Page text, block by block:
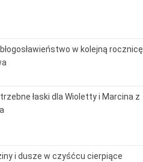
w kolejną rocznicę
łaski dla Wioletty i Marcina z
i dusze w czyśćcu cierpiące